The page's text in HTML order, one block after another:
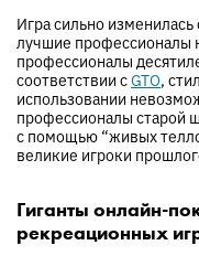
Игра сильно
лучшие профессионалы
профессионалы
соответствии сGTO,
использовании
профессионалы старой
с помощью “живых
великие игроки
Гиганты онлайн-
рекреационных